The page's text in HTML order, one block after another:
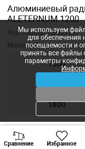
Алюминиевый
ALETERNUM 1200
Код товара:30M0120
Межосевое
1000
1800
2 197 лей
Сравнение Избранное
Мы используем
для обеспечения
посещаемости и
принять все файлы
параметры